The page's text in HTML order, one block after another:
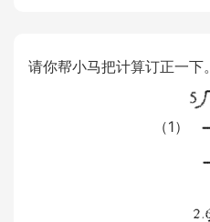
请你帮小马把计算订正一下。
（1）